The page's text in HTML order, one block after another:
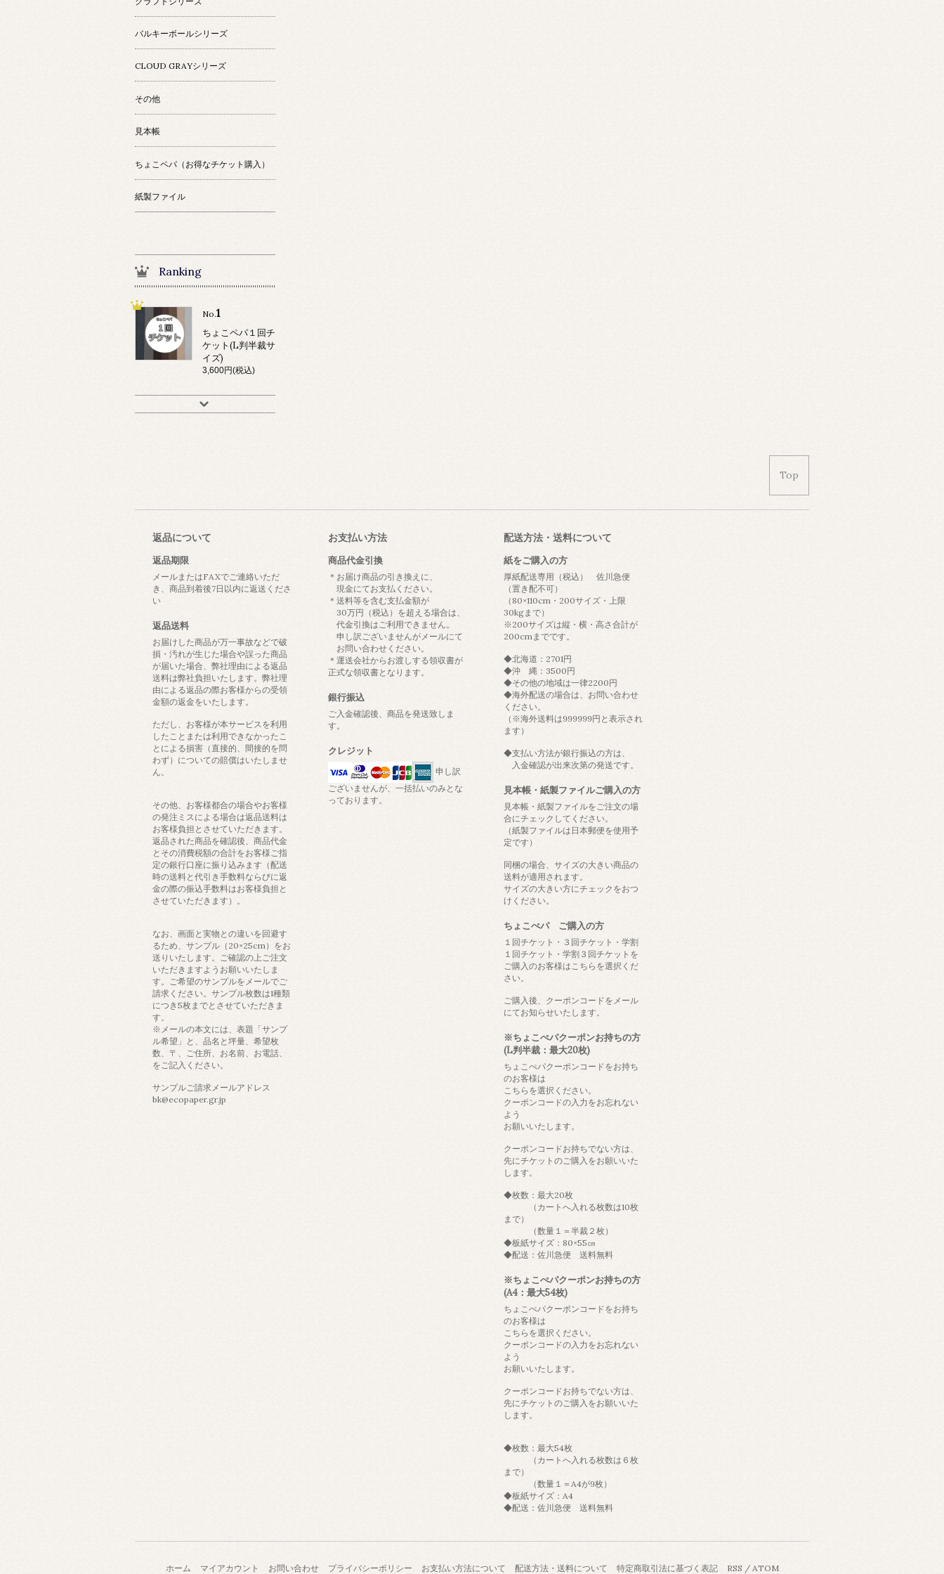
バルキーボールシリーズ
CLOUD GRAYシリーズ
その他
見本帳
ちょこペパ（お得なチケット購入）
紙製ファイル
Ranking
No.1
ちょこペパ１回チ
ケット(L判半裁サ
イズ)
3,600円(税込)
Top
返品について
返品期限
メールまたはFAXでご連絡いただ
き、商品到着後7日以内に返送くださ
い
返品送料
お届けした商品が万一事故などで破
損・汚れが生じた場合や誤った商品
が届いた場合、弊社理由による返品
送料は弊社負担いたします。弊社理
由による返品の際お客様からの受領
金額の返金をいたします。
ただし、お客様が本サービスを利用
したことまたは利用できなかったこ
とによる損害（直接的、間接的を問
わず）についての賠償はいたしませ
ん。
その他、お客様都合の場合やお客様
の発注ミスによる場合は返品送料は
お客様負担とさせていただきます。
返品された商品を確認後、商品代金
とその消費税額の合計をお客様ご指
定の銀行口座に振り込みます（配送
時の送料と代引き手数料ならびに返
金の際の振込手数料はお客様負担と
させていただきます）。
なお、画面と実物との違いを回避す
るため、サンプル（20×25cm）をお
送りいたします。ご確認の上ご注文
いただきますようお願いいたしま
す。ご希望のサンプルをメールでご
請求ください。サンプル枚数は1種類
につき5枚までとさせていただきま
す。
※メールの本文には、表題「サンプ
ル希望」と、品名と坪量、希望枚
数、〒、ご住所、お名前、お電話、
をご記入ください。
サンプルご請求メールアドレス
bk@ecopaper.gr.jp
お支払い方法
商品代金引換
＊お届け商品の引き換えに、
現金にてお支払ください。
＊送料等を含む支払金額が
30万円（税込）を超える場合は、
代金引換はご利用できません。
申し訳ございませんがメールにて
お問い合わせください。
＊運送会社からお渡しする領収書が
正式な領収書となります。
銀行振込
ご入金確認後、商品を発送致しま
す。
クレジット
申し訳
ございませんが、一括払いのみとな
っております。
配送方法・送料について
紙をご購入の方
厚紙配送専用（税込） 佐川急便
（置き配不可）
（80×110cm・200サイズ・上限
30kgまで）
※200サイズは縦・横・高さ合計が
200cmまでです。
◆北海道：2701円
◆沖 縄：3500円
◆その他の地域は一律2200円
◆海外配送の場合は、お問い合わせ
ください。
（※海外送料は999999円と表示され
ます）
◆支払い方法が銀行振込の方は、
入金確認が出来次第の発送です。
見本帳・紙製ファイルご購入の方
見本帳・紙製ファイルをご注文の場
合にチェックしてください。
（紙製ファイルは日本郵便を使用予
定です）
同梱の場合、サイズの大きい商品の
送料が適用されます。
サイズの大きい方にチェックをおつ
けください。
ちょこぺパ ご購入の方
１回チケット・３回チケット・学割
１回チケット・学割３回チケットを
ご購入のお客様はこちらを選択くだ
さい。
ご購入後、クーポンコードをメール
にてお知らせいたします。
※ちょこぺパクーポンお持ちの方
(L判半裁：最大20枚)
ちょこぺパクーポンコードをお持ち
のお客様は
こちらを選択ください。
クーポンコードの入力をお忘れない
よう
お願いいたします。
クーポンコードお持ちでない方は、
先にチケットのご購入をお願いいた
します。
◆枚数：最大20枚
（カートへ入れる枚数は10枚
まで）
（数量１＝半裁２枚）
◆板紙サイズ：80×55㎝
◆配送：佐川急便 送料無料
※ちょこぺパクーポンお持ちの方
(A4：最大54枚)
ちょこぺパクーポンコードをお持ち
のお客様は
こちらを選択ください。
クーポンコードの入力をお忘れない
よう
お願いいたします。
クーポンコードお持ちでない方は、
先にチケットのご購入をお願いいた
します。
◆枚数：最大54枚
（カートへ入れる枚数は６枚
まで）
（数量１＝A4が9枚）
◆板紙サイズ：A4
◆配送：佐川急便 送料無料
ホーム マイアカウント お問い合わせ プライバシーポリシー お支払い方法について 配送方法・送料について 特定商取引法に基づく表記 RSS / ATOM